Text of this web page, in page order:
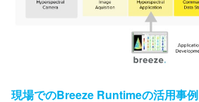
現場でのBreeze Runtimeの活用事例